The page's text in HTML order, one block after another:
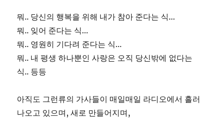
뭐.. 당신의 행복을 위해 내가 참아 준다는 식…
뭐.. 잊어 준다는 식…
뭐.. 영원히 기다려 준다는 식…
뭐.. 내 평생 하나뿐인 사랑은 오직 당신밖에 없다는
식.. 등등
아직도 그런류의 가사들이 매일매일 라디오에서 흘러
나오고 있으며, 새로 만들어지며,